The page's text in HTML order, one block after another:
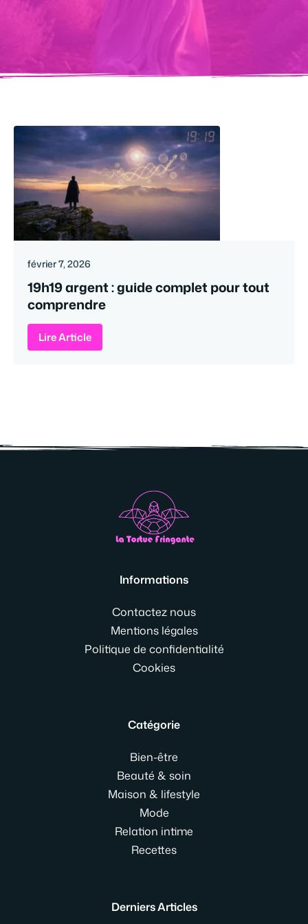
février 7, 2026
19h19 argent : guide complet pour tout
comprendre
Lire Article
Informations
Contactez nous
Mentions légales
Politique de confidentialité
Cookies
Catégorie
Bien-être
Beauté & soin
Maison & lifestyle
Mode
Relation intime
Recettes
Derniers Articles